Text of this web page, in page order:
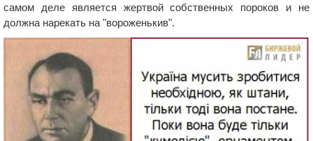
самом деле является жертвой собственных пороков и не
должна нарекать на "вороженькив".